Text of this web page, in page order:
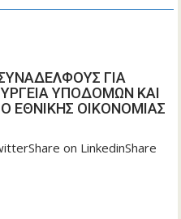
ΓΙΑ
ΥΠΟΔΟΜΩΝ ΚΑΙ
ΕΘΝΙΚΗΣ ΟΙΚΟΝΟΜΙΑΣ
on LinkedinShare